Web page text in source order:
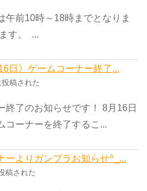
午前10時～18時までとなりま
す。 ...
日》ゲームコーナー終了...
稿された
終了のお知らせです！ 8月16日
コーナーを終了するこ...
ーよりガンプラお知らせ^_...
稿された